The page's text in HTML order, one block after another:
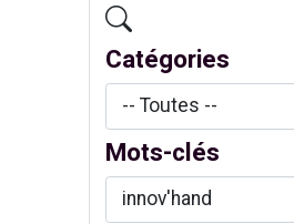
Catégories
Mots-clés